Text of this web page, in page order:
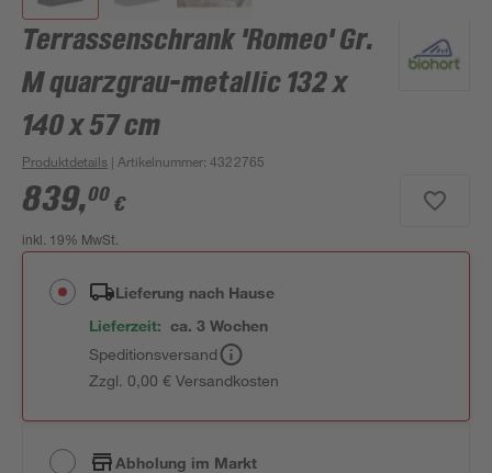
Terrassenschrank 'Romeo' Gr.
M quarzgrau-metallic 132 x
140 x 57 cm
Produktdetails | Artikelnummer:4322765
839,00 €
inkl. 19% MwSt.
Lieferung nach Hause
Lieferzeit: ca. 3 Wochen
Speditionsversand
Zzgl. 0,00 € Versandkosten
Abholung im Markt